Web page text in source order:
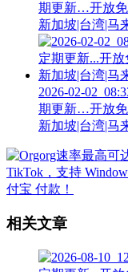
期更新…开放免
新加坡|台湾|马
2026-02-
期更新…开放免
新加坡|台湾|马
相关文章